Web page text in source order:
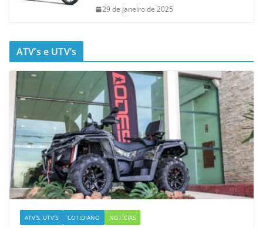
29 de janeiro de 2025
ATV’s e UTV’s
ATV'S, UTV'S COTIDIANO NOTÍCIAS